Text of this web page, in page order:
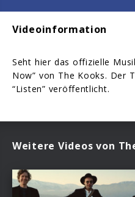
Videoinformation
Seht hier das offizielle
Now” von The Kooks. Der
“Listen” veröffentlicht.
Weitere Videos von